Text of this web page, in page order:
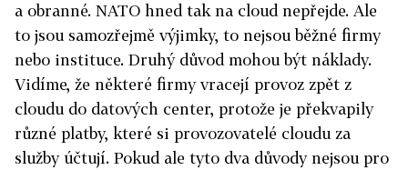
a obranné. NATO hned tak na cloud nepřejde. Ale
to jsou samozřejmě výjimky, to nejsou běžné firmy
nebo instituce. Druhý důvod mohou být náklady.
Vidíme, že některé firmy vracejí provoz zpět z
cloudu do datových center, protože je překvapily
různé platby, které si provozovatelé cloudu za
služby účtují. Pokud ale tyto dva důvody nejsou pro